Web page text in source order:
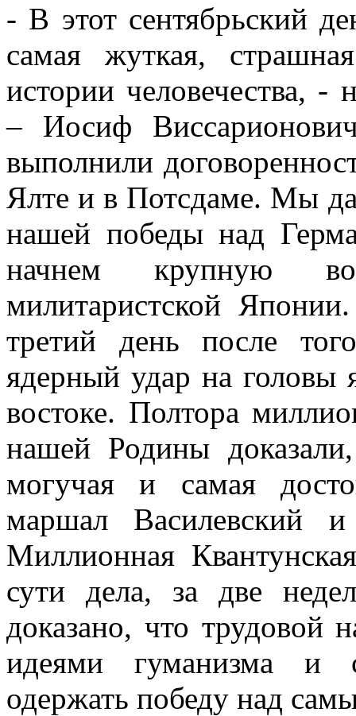
- В этот сентябрьский
самая жуткая,
истории человечества,
– Иосиф
выполнили
Ялте и в Потсдаме. Мы
нашей победы над
начнем крупную
милитаристской
третий день после
ядерный удар на
востоке. Полтора
нашей Родины
могучая и самая
маршал Василевский
Миллионная
сути дела, за две
доказано, что трудовой
идеями гуманизма и
одержать победу над